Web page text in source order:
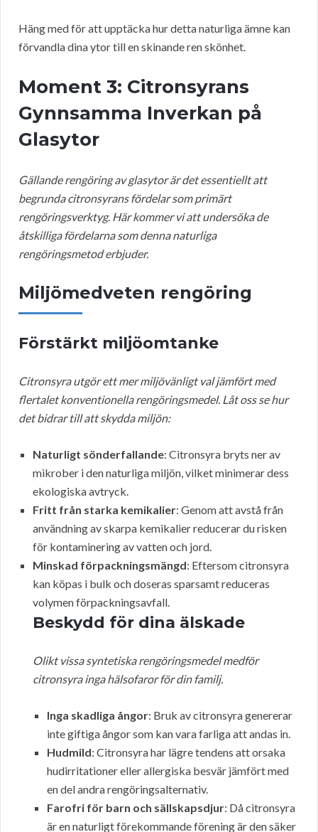
Häng med för att upptäcka hur detta naturliga ämne kan
förvandla dina ytor till en skinande ren skönhet.
Moment 3: Citronsyrans
Gynnsamma Inverkan på
Glasytor
Gällande rengöring av glasytor är det essentiellt att
begrunda citronsyrans fördelar som primärt
rengöringsverktyg. Här kommer vi att undersöka de
åtskilliga fördelarna som denna naturliga
rengöringsmetod erbjuder.
Miljömedveten rengöring
Förstärkt miljöomtanke
Citronsyra utgör ett mer miljövänligt val jämfört med
flertalet konventionella rengöringsmedel. Låt oss se hur
det bidrar till att skydda miljön:
Naturligt sönderfallande: Citronsyra bryts ner av
mikrober i den naturliga miljön, vilket minimerar dess
ekologiska avtryck.
Fritt från starka kemikalier: Genom att avstå från
användning av skarpa kemikalier reducerar du risken
för kontaminering av vatten och jord.
Minskad förpackningsmängd: Eftersom citronsyra
kan köpas i bulk och doseras sparsamt reduceras
volymen förpackningsavfall.
Beskydd för dina älskade
Olikt vissa syntetiska rengöringsmedel medför
citronsyra inga hälsofaror för din familj.
Inga skadliga ångor: Bruk av citronsyra genererar
inte giftiga ångor som kan vara farliga att andas in.
Hudmild: Citronsyra har lägre tendens att orsaka
hudirritationer eller allergiska besvär jämfört med
en del andra rengöringsalternativ.
Farofri för barn och sällskapsdjur: Då citronsyra
är en naturligt förekommande förening är den säker